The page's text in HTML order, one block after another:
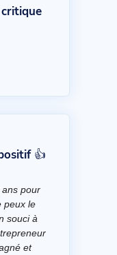
👍
pour
peux le
souci à
et